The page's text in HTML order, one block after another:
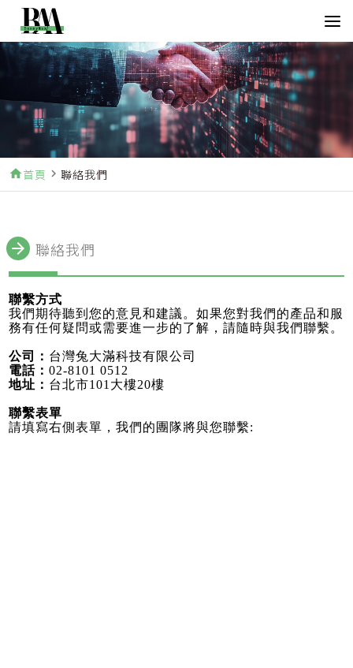
home首頁 navigate_next聯絡我們
arrow_forward 聯絡我們
聯繫方式
我們期待聽到您的意見和建議。如果您對我們的產品和服
務有任何疑問或需要進一步的了解，請隨時與我們聯繫。
公司： 台灣兔大滿科技有限公司
電話：02-8101 0512
地址： 台北市101大樓20樓
聯繫表單
請填寫右側表單，我們的團隊將與您聯繫: